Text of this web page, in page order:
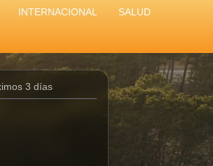
INTERNACIONAL SALUD
3 días